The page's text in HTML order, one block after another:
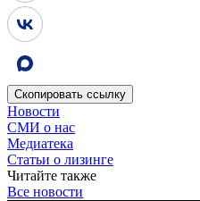
Скопировать ссылку
Новости
СМИ о нас
Медиатека
Статьи о лизинге
Читайте также
Все новости